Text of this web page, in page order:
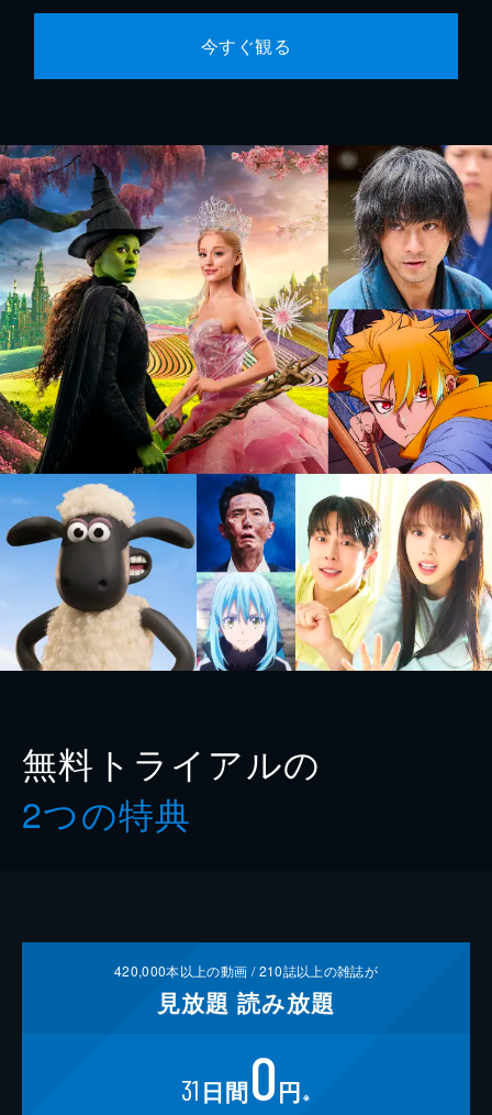
今すぐ観る
無料トライアルの
2つの特典
420,000本以上の動画 /210誌以上の雑誌が
見放題 読み放題
31 日間0円 ※